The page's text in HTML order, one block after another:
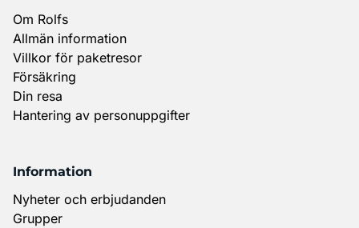
Om Rolfs
Allmän information
Villkor för paketresor
Försäkring
Din resa
Hantering av personuppgifter
Information
Nyheter och erbjudanden
Grupper